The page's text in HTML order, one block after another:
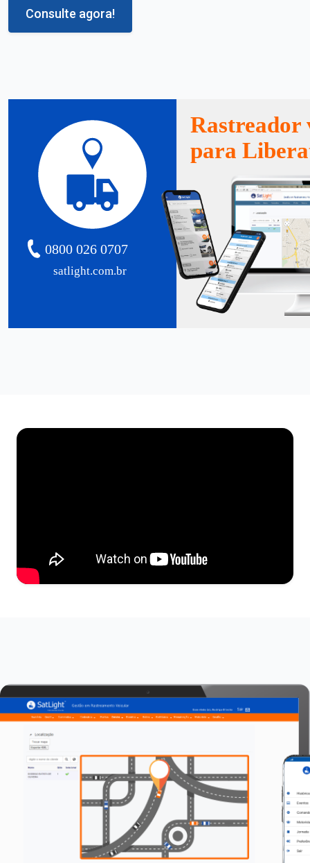
Consulte agora!
satlight.com.br
0800 026 0707
Rastreador
para